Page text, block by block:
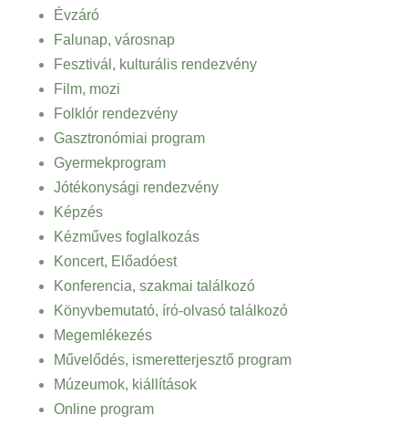
Évzáró
Falunap, városnap
Fesztivál, kulturális rendezvény
Film, mozi
Folklór rendezvény
Gasztronómiai program
Gyermekprogram
Jótékonysági rendezvény
Képzés
Kézműves foglalkozás
Koncert, Előadóest
Konferencia, szakmai találkozó
Könyvbemutató, író-olvasó találkozó
Megemlékezés
Művelődés, ismeretterjesztő program
Múzeumok, kiállítások
Online program